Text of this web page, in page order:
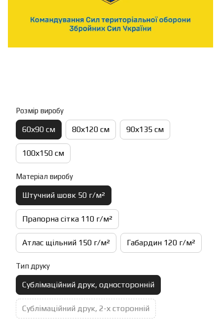
Розмір виробу
60х90 см 80х120 см 90х135 см
100х150 см
Матеріал виробу
Штучний шовк 50 г/м²
Прапорна сітка 110 г/м²
Атлас щільний 150 г/м² Габардин 120 г/м²
Тип друку
Сублімаційний друк, односторонній
Сублімаційний друк, 2-х сторонній